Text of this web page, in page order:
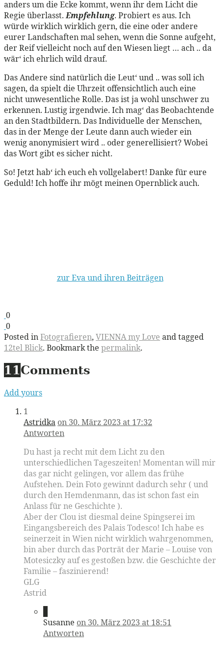
anders um die Ecke kommt, wenn ihr dem Licht die
Regie überlasst.Empfehlung. Probiert es aus. Ich
würde wirklich wirklich gern, die eine oder andere
eurer Landschaften mal sehen, wenn die Sonne aufgeht,
der Reif vielleicht noch auf den Wiesen liegt … ach .. da
wär‘ ich ehrlich wild drauf.
Das Andere sind natürlich die Leut‘ und .. was soll ich
sagen, da spielt die Uhrzeit offensichtlich auch eine
nicht unwesentliche Rolle. Das ist ja wohl unschwer zu
erkennen. Lustig irgendwie. Ich mag‘ das Beobachtende
an den Stadtbildern. Das Individuelle der Menschen,
das in der Menge der Leute dann auch wieder ein
wenig anonymisiert wird .. oder generellisiert? Wobei
das Wort gibt es sicher nicht.
So! Jetzt hab‘ ich euch eh vollgelabert! Danke für eure
Geduld! Ich hoffe ihr mögt meinen Opernblick auch.
zur Eva und ihren Beiträgen
0
0
Posted inFotografieren, VIENNA my Love and tagged
12tel Blick. Bookmark the permalink.
11Comments
Add yours
1
Astridka on 30. März 2023 at 17:32
Antworten
Du hast ja recht mit dem Licht zu den
unterschiedlichen Tageszeiten! Momentan will mir
das gar nicht gelingen, vor allem das frühe
Aufstehen. Dein Foto gewinnt dadurch sehr ( und
durch den Hemdenmann, das ist schon fast ein
Anlass für ne Geschichte ).
Aber der Clou ist diesmal deine Spingserei im
Eingangsbereich des Palais Todesco! Ich habe es
seinerzeit in Wien nicht wirklich wahrgenommen,
bin aber durch das Porträt der Marie – Louise von
Motesiczky auf es gestoßen bzw. die Geschichte der
Familie – faszinierend!
GLG
Astrid
Susanne on 30. März 2023 at 18:51
Antworten